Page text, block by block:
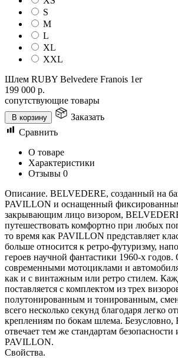
S
M
L
XL
XXL
Шлем RUBY Belvedere Franois 1er
199 000 р.
сопутствующие товары
В корзину
Заказать
Сравнить
О товаре
Характеристики
Отзывы 0
Описание. BELVEDERE, созданный на
PAVILLON и оснащенный
закрывающим лицо визором,
путешествовать комфортно при любых
то время как PAVILLON представляет
больше относится к ретро-футуризму,
героев научной фантастики 1960-х годов.
современными мотоциклами и
как и с винтажным или ретро стилем.
поставляется с комплектом из трех
полутонированным и тонированным,
всего несколько секунд благодаря легко
креплениям по бокам шлема.
отвечает тем же стандартам безопасности
PAVILLON.
Свойства.